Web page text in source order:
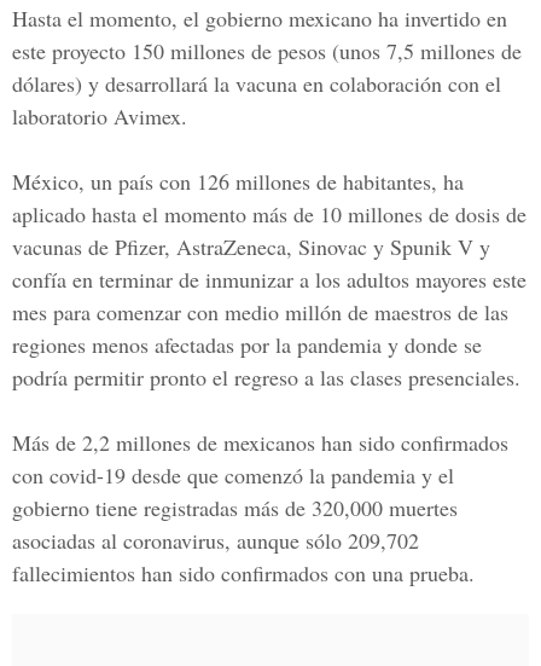
Hasta el momento, el gobierno mexicano ha invertido en
este proyecto 150 millones de pesos (unos 7,5 millones de
dólares) y desarrollará la vacuna en colaboración con el
laboratorio Avimex.
México, un país con 126 millones de habitantes, ha
aplicado hasta el momento más de 10 millones de dosis de
vacunas de Pfizer, AstraZeneca, Sinovac y Spunik V y
confía en terminar de inmunizar a los adultos mayores este
mes para comenzar con medio millón de maestros de las
regiones menos afectadas por la pandemia y donde se
podría permitir pronto el regreso a las clases presenciales.
Más de 2,2 millones de mexicanos han sido confirmados
con covid-19 desde que comenzó la pandemia y el
gobierno tiene registradas más de 320,000 muertes
asociadas al coronavirus, aunque sólo 209,702
fallecimientos han sido confirmados con una prueba.